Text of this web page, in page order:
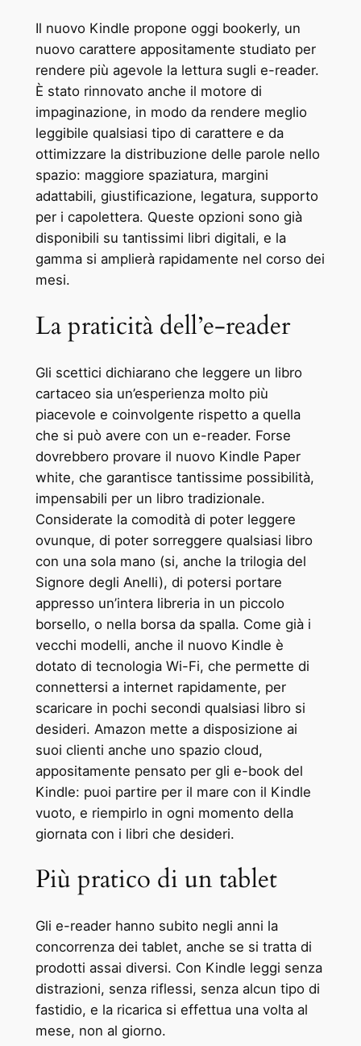
Il nuovo Kindle propone oggi bookerly, un
nuovo carattere appositamente studiato per
rendere più agevole la lettura sugli e-reader.
È stato rinnovato anche il motore di
impaginazione, in modo da rendere meglio
leggibile qualsiasi tipo di carattere e da
ottimizzare la distribuzione delle parole nello
spazio: maggiore spaziatura, margini
adattabili, giustificazione, legatura, supporto
per i capolettera. Queste opzioni sono già
disponibili su tantissimi libri digitali, e la
gamma si amplierà rapidamente nel corso dei
mesi.
La praticità dell’e-reader
Gli scettici dichiarano che leggere un libro
cartaceo sia un’esperienza molto più
piacevole e coinvolgente rispetto a quella
che si può avere con un e-reader. Forse
dovrebbero provare il nuovo Kindle Paper
white, che garantisce tantissime possibilità,
impensabili per un libro tradizionale.
Considerate la comodità di poter leggere
ovunque, di poter sorreggere qualsiasi libro
con una sola mano (si, anche la trilogia del
Signore degli Anelli), di potersi portare
appresso un’intera libreria in un piccolo
borsello, o nella borsa da spalla. Come già i
vecchi modelli, anche il nuovo Kindle è
dotato di tecnologia Wi-Fi, che permette di
connettersi a internet rapidamente, per
scaricare in pochi secondi qualsiasi libro si
desideri. Amazon mette a disposizione ai
suoi clienti anche uno spazio cloud,
appositamente pensato per gli e-book del
Kindle: puoi partire per il mare con il Kindle
vuoto, e riempirlo in ogni momento della
giornata con i libri che desideri.
Più pratico di un tablet
Gli e-reader hanno subito negli anni la
concorrenza dei tablet, anche se si tratta di
prodotti assai diversi. Con Kindle leggi senza
distrazioni, senza riflessi, senza alcun tipo di
fastidio, e la ricarica si effettua una volta al
mese, non al giorno.